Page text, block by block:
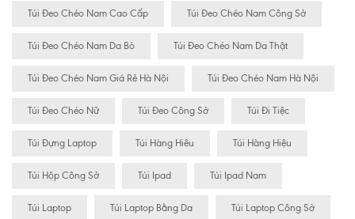
Túi Đeo Chéo Nam Cao Cấp Túi Đeo Chéo Nam Công Sở
Túi Đeo Chéo Nam Da Bò Túi Đeo Chéo Nam Da Thật
Túi Đeo Chéo Nam Giá Rẻ Hà Nội Túi Đeo Chéo Nam Hà Nội
Túi Đeo Chéo Nữ Túi Đeo Công Sở Túi Đi Tiệc
Túi Đựng Laptop Túi Hàng Hiêu Túi Hàng Hiệu
Túi Hộp Công Sở Túi Ipad Túi Ipad Nam
Túi Laptop Túi Laptop Bằng Da Túi Laptop Công Sở